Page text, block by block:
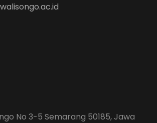
No 3-5 Semarang 50185, Jawa